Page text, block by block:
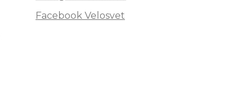
Facebook Velosvet